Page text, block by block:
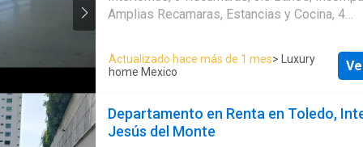
Amplias Recamaras, Estancias y Cocina, 4
mas de 50 Amenidades como: · Espectacular Jardin ·
Canchas Padel Tenis · Pista de Jogging ·
Albercas · Roof Top · Coworking Ente
Seguridad 24/7. EasyBroker ID: EB-PS7331
Actualizado hace más de 1 mes> Luxury
home Mexico
Departamento en Renta en Toledo,
Jesús del Monte